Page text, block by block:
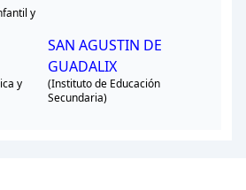
y
y
SAN AGUSTIN DE
GUADALIX
(Instituto de Educación
Secundaria)